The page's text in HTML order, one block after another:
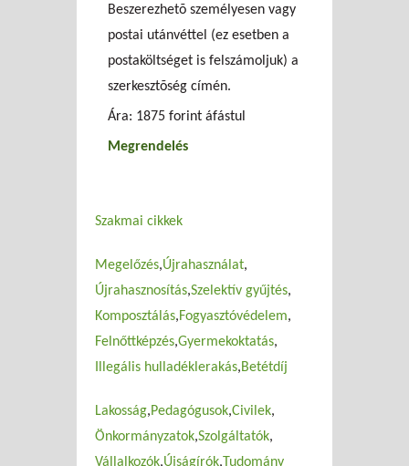
Beszerezhetõ személyesen vagy
postai utánvéttel (ez esetben a
postaköltséget is felszámoljuk) a
szerkesztõség címén.
Ára: 1875 forint áfástul
Megrendelés
Szakmai cikkek
Megelőzés Újrahasználat
Újrahasznosítás Szelektív gyűjtés
Komposztálás Fogyasztóvédelem
Felnőttképzés Gyermekoktatás
Illegális hulladéklerakás Betétdíj
Lakosság Pedagógusok Civilek
Önkormányzatok Szolgáltatók
Vállalkozók Újságírók Tudomány